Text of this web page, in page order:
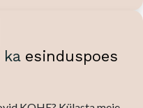
ka esinduspoes